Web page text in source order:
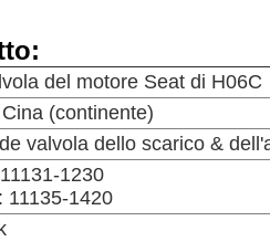
del motore Seat di H06C
(continente)
valvola dello scarico &
11131-1230
11135-1420